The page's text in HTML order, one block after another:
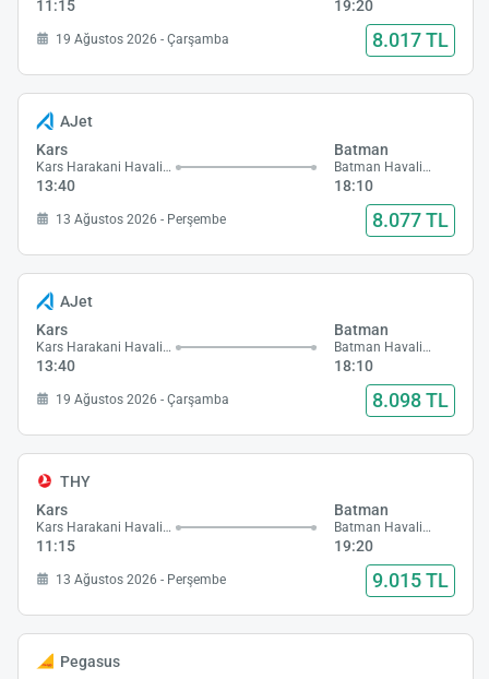
11:15 19:20
19 Ağustos 2026 - Çarşamba 8.017 TL
AJet
Kars
Kars Harakani Havalimanı
13:40
Batman
Batman Havalimanı
18:10
13 Ağustos 2026 - Perşembe 8.077 TL
AJet
Kars
Kars Harakani Havalimanı
13:40
Batman
Batman Havalimanı
18:10
19 Ağustos 2026 - Çarşamba 8.098 TL
THY
Kars
Kars Harakani Havalimanı
11:15
Batman
Batman Havalimanı
19:20
13 Ağustos 2026 - Perşembe 9.015 TL
Pegasus